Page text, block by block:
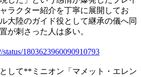
ラクター紹介を丁寧に展開してお
大陸のガイド役として継承の儀へ同
が刺さった人は多い。
1803623960090910793
して**ミニオン「マメット・エレン